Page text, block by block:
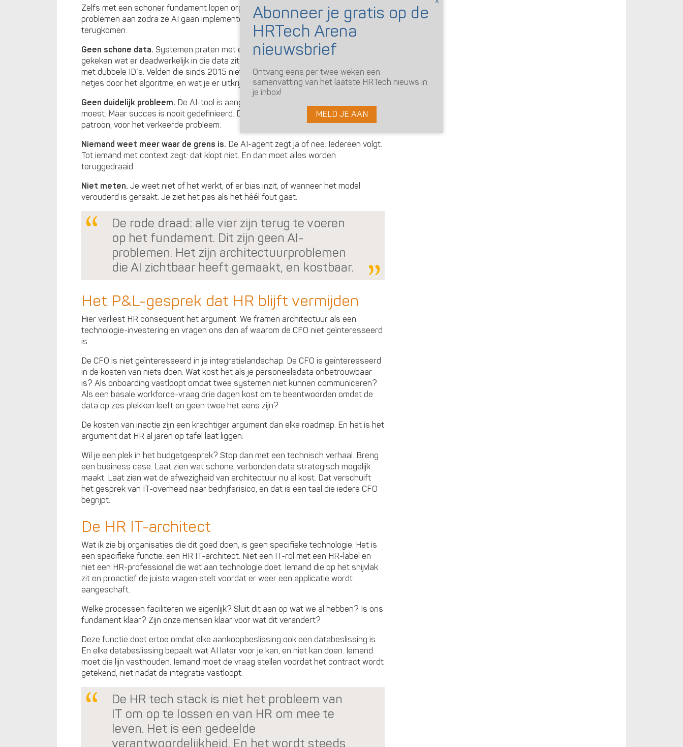
Zelfs met een schoner fundament lopen organisaties tegen een tweede laag van
problemen aan zodra ze AI gaan implementeren. Vier patronen zie ik keer op keer
terugkomen.
Geen schone data. Systemen praten met elkaar, mooi. Maar niemand heeft
gekeken wat er daadwerkelijk in die data zit. Gaten. Inconsistenties. Medewerkers
met dubbele ID’s. Velden die sinds 2015 niet meer zijn bijgewerkt. AI voert dat
netjes door het algoritme, en wat je er uitkrijgt is schone rommel.
Geen duidelijk probleem. De AI-tool is aangeschaft omdat iedereen zei dat het
moest. Maar succes is nooit gedefinieerd. Dus bouwt de AI precies het goede
patroon, voor het verkeerde probleem.
Niemand weet meer waar de grens is. De AI-agent zegt ja of nee. Iedereen volgt.
Tot iemand met context zegt: dat klopt niet. En dan moet alles worden
teruggedraaid.
Niet meten. Je weet niet of het werkt, of er bias inzit, of wanneer het model
verouderd is geraakt. Je ziet het pas als het héél fout gaat.
De rode draad: alle vier zijn terug te voeren
op het fundament. Dit zijn geen AI-
problemen. Het zijn architectuurproblemen
die AI zichtbaar heeft gemaakt, en kostbaar.
Het P&L-gesprek dat HR blijft vermijden
Hier verliest HR consequent het argument. We framen architectuur als een
technologie-investering en vragen ons dan af waarom de CFO niet geïnteresseerd
is.
De CFO is niet geïnteresseerd in je integratielandschap. De CFO is geïnteresseerd
in de kosten van niets doen. Wat kost het als je personeelsdata onbetrouwbaar
is? Als onboarding vastloopt omdat twee systemen niet kunnen communiceren?
Als een basale workforce-vraag drie dagen kost om te beantwoorden omdat de
data op zes plekken leeft en geen twee het eens zijn?
De kosten van inactie zijn een krachtiger argument dan elke roadmap. En het is het
argument dat HR al jaren op tafel laat liggen.
Wil je een plek in het budgetgesprek? Stop dan met een technisch verhaal. Breng
een business case. Laat zien wat schone, verbonden data strategisch mogelijk
maakt. Laat zien wat de afwezigheid van architectuur nu al kost. Dat verschuift
het gesprek van IT-overhead naar bedrijfsrisico, en dat is een taal die iedere CFO
begrijpt.
De HR IT-architect
Wat ik zie bij organisaties die dit goed doen, is geen specifieke technologie. Het is
een specifieke functie: een HR IT-architect. Niet een IT-rol met een HR-label en
niet een HR-professional die wat aan technologie doet. Iemand die op het snijvlak
zit en proactief de juiste vragen stelt voordat er weer een applicatie wordt
aangeschaft.
Welke processen faciliteren we eigenlijk? Sluit dit aan op wat we al hebben? Is ons
fundament klaar? Zijn onze mensen klaar voor wat dit verandert?
Deze functie doet ertoe omdat elke aankoopbeslissing ook een databeslissing is.
En elke databeslissing bepaalt wat AI later voor je kan, en niet kan doen. Iemand
moet die lijn vasthouden. Iemand moet de vraag stellen voordat het contract wordt
getekend, niet nadat de integratie vastloopt.
De HR tech stack is niet het probleem van
IT om op te lossen en van HR om mee te
leven. Het is een gedeelde
verantwoordelijkheid. En het wordt steeds
Ontvang eens per twee weken een
samenvatting van het laatste HRTech nieuws in
je inbox!
MELD JE AAN